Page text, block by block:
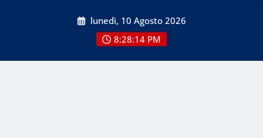
lunedì, 10 Agosto 2026
8:28:14 PM